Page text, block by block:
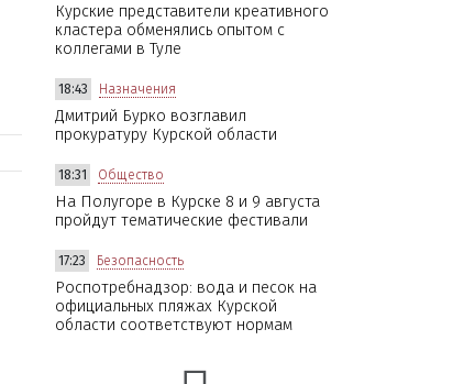
Курские представители креативного
кластера обменялись опытом с
коллегами в Туле
18:43 Назначения
Дмитрий Бурко возглавил
прокуратуру Курской области
18:31 Общество
На Полугоре в Курске 8 и 9 августа
пройдут тематические фестивали
17:23 Безопасность
Роспотребнадзор: вода и песок на
официальных пляжах Курской
области соответствуют нормам